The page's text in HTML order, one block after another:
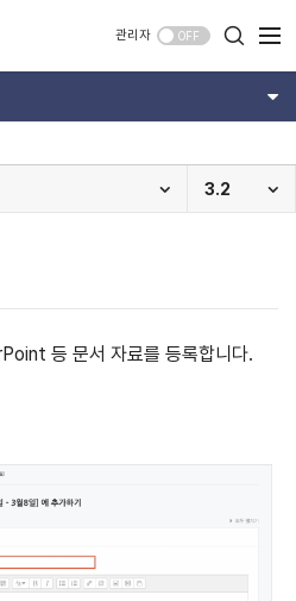
관리자 OFF
3.2
등 문서 자료를 등록합니다.